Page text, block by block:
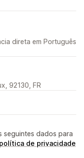
direta em Português
92130, FR
seguintes dados para
política de privacidade